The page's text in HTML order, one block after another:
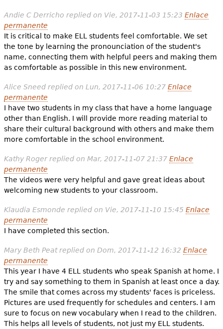
Andie C Derricho replied on Vie, 2017-11-03 15:23 Enlace
permanente
It is critical to make ELL students feel comfortable. We set
the tone by learning the pronounciation of the student's
name, connecting them with helpful peers and making them
as comfortable as possible in this new environment.
Alice Sneedreplied on Lun, 2017-11-06 10:27 Enlace
permanente
I have two students in my class that have a home language
other than English. I will provide more reading material to
share their cultural background with others and make them
more comfortable in the school environment.
Kathy Rogerreplied on Mar, 2017-11-07 21:37 Enlace
permanente
The videos were very helpful and gave great ideas about
welcoming new students to your classroom.
Klaudia Esmonde replied on Vie, 2017-11-10 15:45 Enlace
permanente
I have completed this section.
Mary Beth Peatreplied on Dom, 2017-11-12 16:32 Enlace
permanente
This year I have 4 ELL students who speak Spanish at home. I
try and say something to them in Spanish at least once a day.
The smile that comes across my students' faces is priceless.
Pictures are used frequently for schedules and centers. I am
sure to focus on new vocabulary when I read to the children.
This helps all levels of students, not just my ELL students.